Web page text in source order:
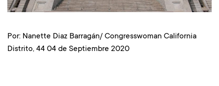
Por: Nanette Diaz Barragán/ Congresswoman California
Distrito, 44 04 de Septiembre 2020